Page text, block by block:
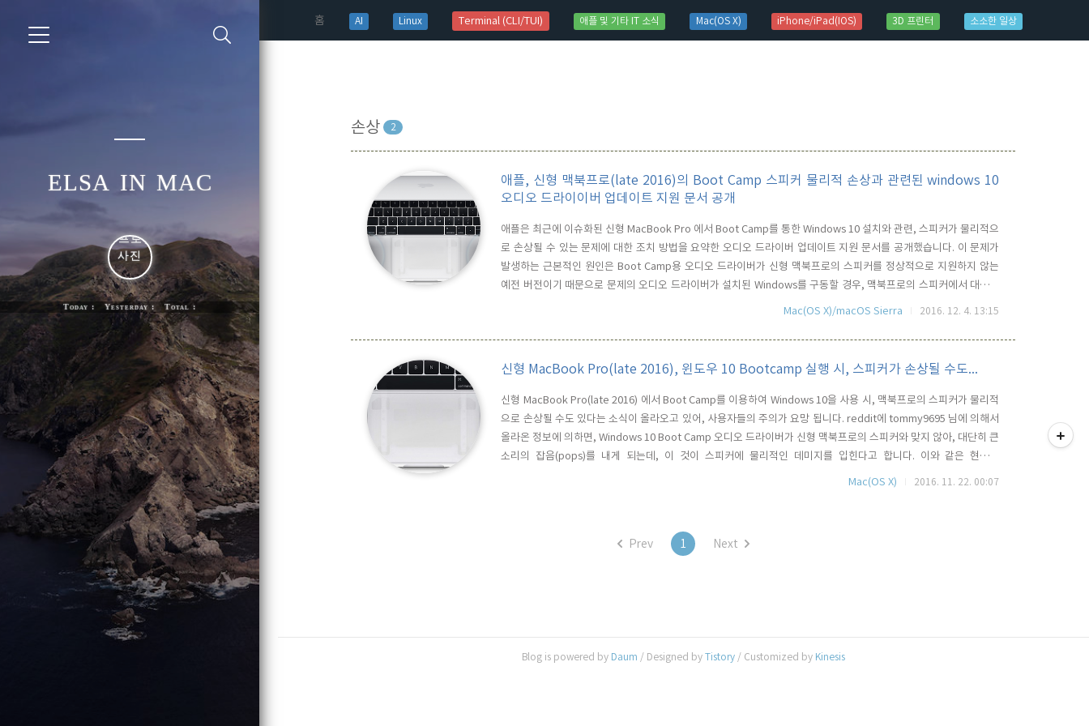
홈(current)
AI Linux Terminal (CLI/TUI) 애플 및 기타 IT 소식 Mac(OS X) iPhone/iPad(IOS) 3D 프린터 소소한 일상
elsa in mac
Today : Yesterday : Total :
손상 2
애플, 신형 맥북프로(late 2016)의 Boot Camp 스피커 물리적 손상과 관련된 windows 10
오디오 드라이이버 업데이트 지원 문서 공개
애플은 최근에 이슈화된 신형 MacBook Pro 에서 Boot Camp를 통한 Windows 10 설치와 관련, 스피커가 물리적으
로 손상될 수 있는 문제에 대한 조치 방법을 요약한 오디오 드라이버 업데이트 지원 문서를 공개했습니다. 이 문제가
발생하는 근본적인 원인은 Boot Camp용 오디오 드라이버가 신형 맥북프로의 스피커를 정상적으로 지원하지 않는
예전 버전이기 때문으로 문제의 오디오 드라이버가 설치된 Windows를 구동할 경우, 맥북프로의 스피커에서 대단히
큰 잡음이 발생하면서, 물리적이고 영구적으로 손상을 입히게 되는 이슈 입니다. 하지만, 지난 11월 25일에 Boot
Mac(OS X)/macOS Sierra 2016. 12. 4. 13:15
신형 MacBook Pro(late 2016), 윈도우 10 Bootcamp 실행 시, 스피커가 손상될 수도...
신형 MacBook Pro(late 2016) 에서 Boot Camp를 이용하여 Windows 10을 사용 시, 맥북프로의 스피커가 물리적
으로 손상될 수도 있다는 소식이 올라오고 있어, 사용자들의 주의가 요망 됩니다. reddit에 tommy9695 님에 의해서
올라온 정보에 의하면, Windows 10 Boot Camp 오디오 드라이버가 신형 맥북프로의 스피커와 맞지 않아, 대단히 큰
소리의 잡음(pops)를 내게 되는데, 이 것이 스피커에 물리적인 데미지를 입힌다고 합니다. 이와 같은 현상은
Parallels 등 Mac OS 기반의 가상머신에서는 문제가 없고, Boot Camp 사용 시에만 발생하는 것으로 부득이 하게
Mac(OS X) 2016. 11. 22. 00:07
Prev 1 Next
Blog is powered by Daum / Designed by Tistory/ Customized by Kinesis
티스토리툴바